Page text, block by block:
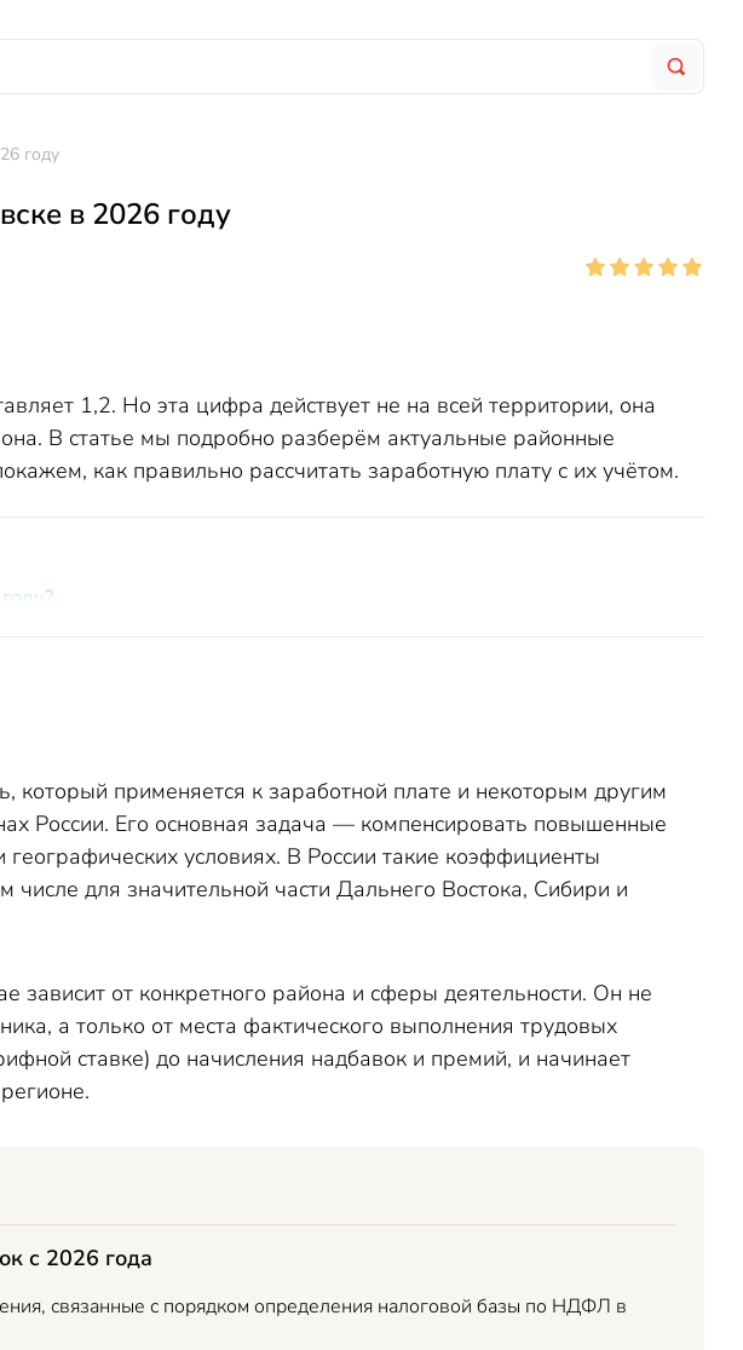
году
в 2026 году
1,2. Но эта цифра действует не на всей территории, она
В статье мы подробно разберём актуальные районные
как правильно рассчитать заработную плату с их учётом.
Хабаровском крае?
в Хабаровске
применяется к заработной плате и некоторым другим
России. Его основная задача — компенсировать повышенные
условиях. В России такие коэффициенты
для значительной части Дальнего Востока, Сибири и
от конкретного района и сферы деятельности. Он не
а только от места фактического выполнения трудовых
ставке) до начисления надбавок и премий, и начинает
с 2026 года
связанные с порядком определения налоговой базы по НДФЛ в